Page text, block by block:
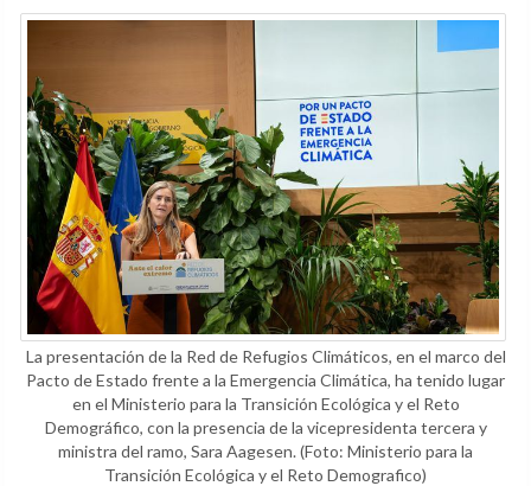
La presentación de la Red de Refugios Climáticos, en el marco del
Pacto de Estado frente a la Emergencia Climática, ha tenido lugar
en el Ministerio para la Transición Ecológica y el Reto
Demográfico, con la presencia de la vicepresidenta tercera y
ministra del ramo, Sara Aagesen.(Foto: Ministerio para la
Transición Ecológica y el Reto Demografico)